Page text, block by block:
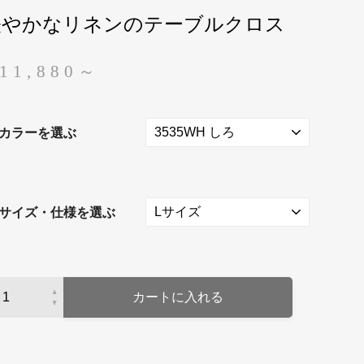
かなリネンのテーブルクロス
～
ラーを選ぶ
イズ・仕様を選ぶ
カートに入れる